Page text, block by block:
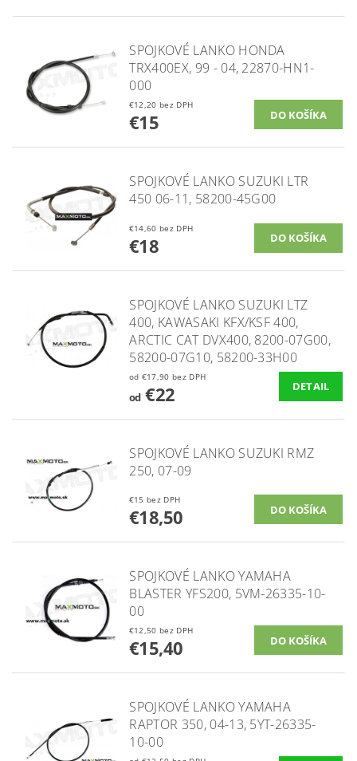
SPOJKOVÉ LANKO HONDA
TRX400EX, 99 - 04, 22870-HN1-
000
€12,20 bez DPH
€15
SPOJKOVÉ LANKO SUZUKI LTR
450 06-11, 58200-45G00
€14,60 bez DPH
€18
SPOJKOVÉ LANKO SUZUKI LTZ
400, KAWASAKI KFX/KSF 400,
ARCTIC CAT DVX400, 8200-07G00,
58200-07G10, 58200-33H00
od €17,90 bez DPH
od€22 DETAIL
SPOJKOVÉ LANKO SUZUKI RMZ
250, 07-09
€15 bez DPH
€18,50
SPOJKOVÉ LANKO YAMAHA
BLASTER YFS200, 5VM-26335-10-
00
€12,50 bez DPH
€15,40
SPOJKOVÉ LANKO YAMAHA
RAPTOR 350, 04-13, 5YT-26335-
10-00